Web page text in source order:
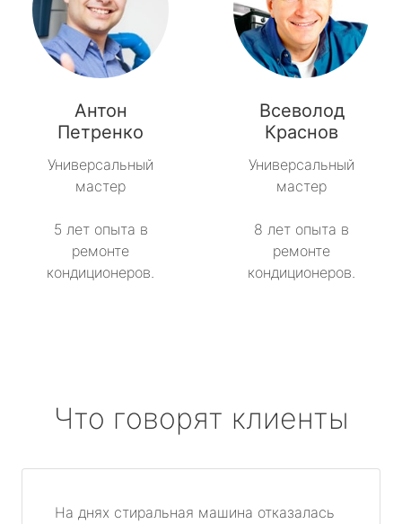
Антон
Петренко
Универсальный
мастер
5 лет опыта в
ремонте
кондиционеров.
Всеволод
Краснов
Универсальный
мастер
8 лет опыта в
ремонте
кондиционеров.
Что говорят клиенты
На днях стиральная машина отказалась